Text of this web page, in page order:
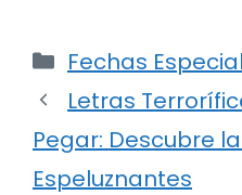
Categorías
Fechas
Letras
Pegar: Descubre
Espeluznantes